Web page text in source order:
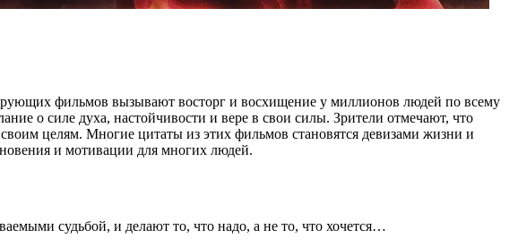
фильмов вызывают восторг и восхищение у миллионов людей по всему
о силе духа, настойчивости и вере в свои силы. Зрители отмечают, что
целям. Многие цитаты из этих фильмов становятся девизами жизни и
и мотивации для многих людей.
судьбой, и делают то, что надо, а не то, что хочется…